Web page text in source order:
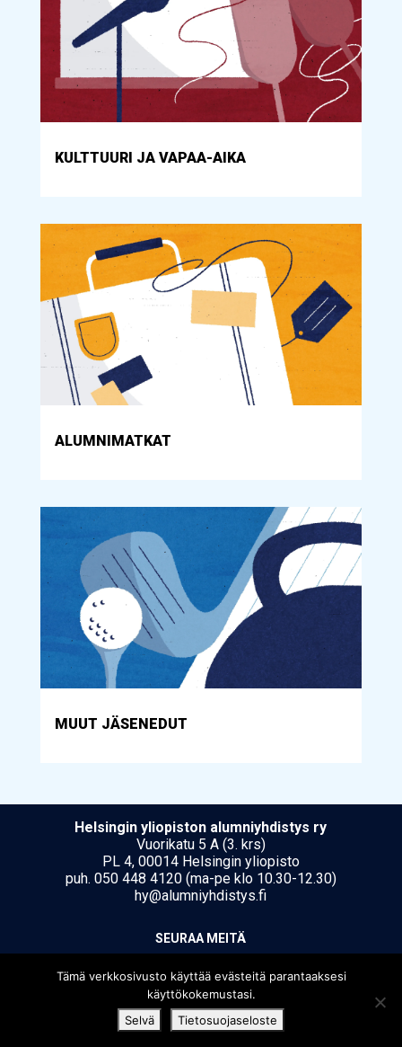
KULTTUURI JA VAPAA-AIKA
ALUMNIMATKAT
MUUT JÄSENEDUT
Hel­sin­gin yli­opis­ton alumniyhdistys ry
Vuorikatu 5 A (3. krs)
PL 4, 00014 Helsingin yliopisto
puh. 050 448 4120 (ma-pe klo 10.30-12.30)
hy@alumniyhdistys.fi
SEU­RAA MEI­TÄ
[translate string="Copyright"]
Tämä verkkosivusto käyttää evästeitä parantaaksesi
käyttökokemustasi.
Selvä
Tietosuojaseloste